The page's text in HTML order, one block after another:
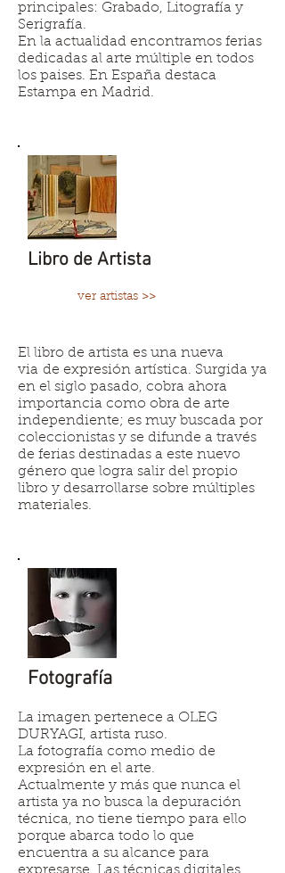
principales: Grabado, Litografía y
Serigrafía.
En la actualidad encontramos ferias
dedicadas al arte múltiple en todos
los paises. En España destaca
Estampa en Madrid.
Libro de Artista
ver artistas >>
El libro de artista es una nueva
via de expresión artística. Surgida ya
en el siglo pasado, cobra ahora
importancia como obra de arte
independiente; es muy buscada por
coleccionistas y se difunde a través
de ferias destinadas a este nuevo
género que logra salir del propio
libro y desarrollarse sobre múltiples
materiales.
Fotografía
La imagen pertenece a OLEG
DURYAGI, artista ruso.
La fotografía como medio de
expresión en el arte.
Actualmente y más que nunca el
artista ya no busca la depuración
técnica, no tiene tiempo para ello
porque abarca todo lo que
encuentra a su alcance para